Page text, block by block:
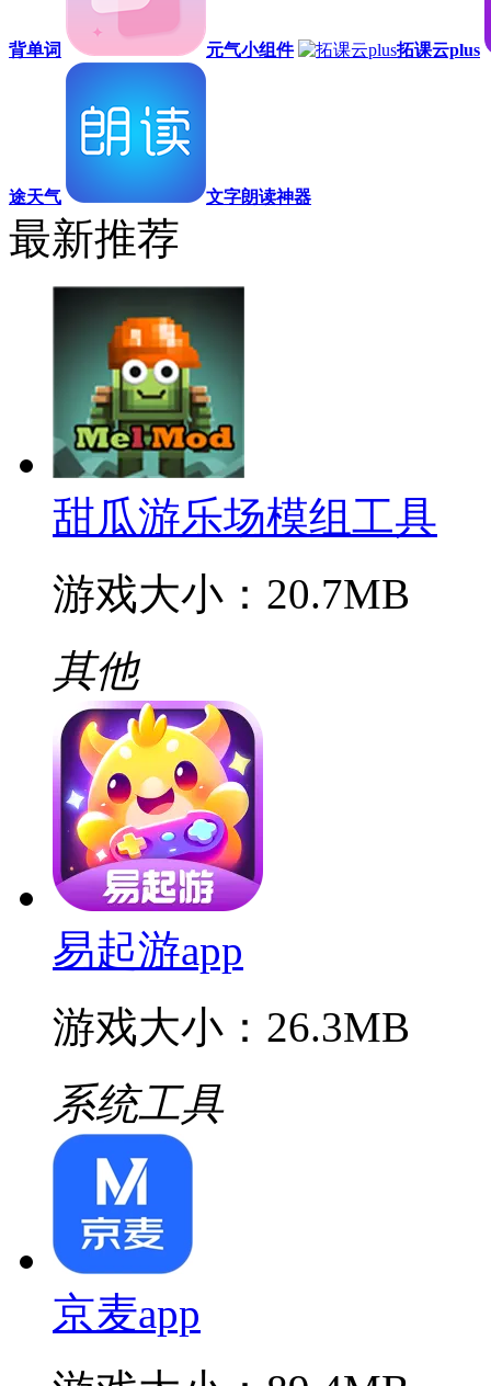
背单词 元气小组件 拓课云plus
途天气 文字朗读神器
最新推荐
甜瓜游乐场模组工具
游戏大小：20.7MB
其他
易起游app
游戏大小：26.3MB
系统工具
京麦app